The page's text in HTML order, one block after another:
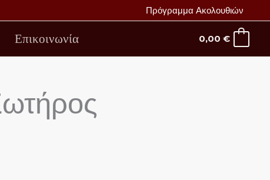
Πρόγραμμα Ακολουθιών
Επικοινωνία 0,00 €